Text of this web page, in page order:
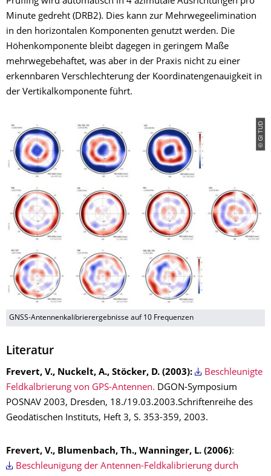
Minute gedreht (DRB2). Dies kann zur Mehrwegeelimination
in den horizontalen Komponenten genutzt werden. Die
Höhenkomponente bleibt dagegen in geringem Maße
mehrwegebehaftet, was aber in der Praxis nicht zu einer
erkennbaren Verschlechterung der Koordinatengenauigkeit in
der Vertikalkomponente führt.
© GI TUD
GNSS-Antennenkalibrierergebnisse auf 10 Frequenzen
Literatur
Frevert, V., Nuckelt, A., Stöcker, D. (2003):
Beschleunigte
Feldkalbrierung von GPS-Antennen. DGON-Symposium
POSNAV 2003, Dresden, 18./19.03.2003.Schriftenreihe des
Geodätischen Instituts, Heft 3, S. 353-359, 2003.
Frevert, V., Blumenbach, Th., Wanninger, L. (2006):
Beschleunigung der Antennen-Feldkalibrierung durch